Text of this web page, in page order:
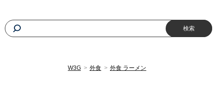
2023年6月 649円
643円
W3G 外食 外食 ラーメン